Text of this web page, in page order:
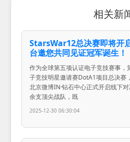
相关新
StarsWar12总决赛即将开
台邀您共同见证冠军诞生！
作为全球第五项认证电子竞技赛事
子竞技明星邀请赛DotA1项目总决赛
北京微博IN·钻石中心正式开启线下
余支顶尖战队，既
2025-12-30 06:30:04